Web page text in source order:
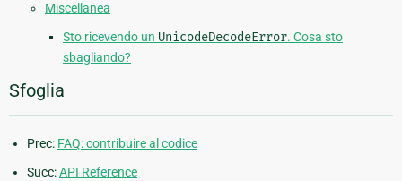
Miscellanea
Sto ricevendo un UnicodeDecodeError. Cosa sto
sbagliando?
Sfoglia
Prec: FAQ: contribuire al codice
Succ:API Reference